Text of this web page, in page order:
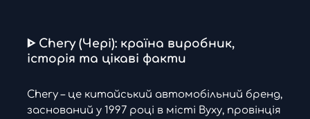
ᐈ Chery (Чері): країна виробник,
історія та цікаві факти
Chery – це китайський автомобільний бренд,
заснований у 1997 році в місті Вуху, провінція